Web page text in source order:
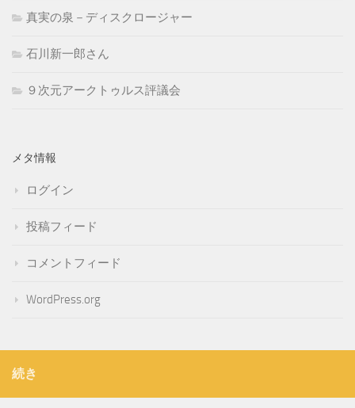
真実の泉－ディスクロージャー
石川新一郎さん
９次元アークトゥルス評議会
メタ情報
ログイン
投稿フィード
コメントフィード
WordPress.org
続き